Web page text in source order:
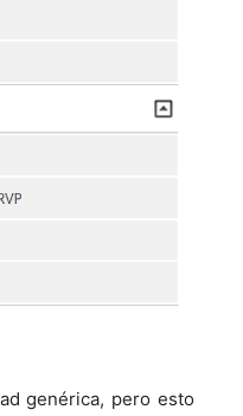
genérica, pero esto